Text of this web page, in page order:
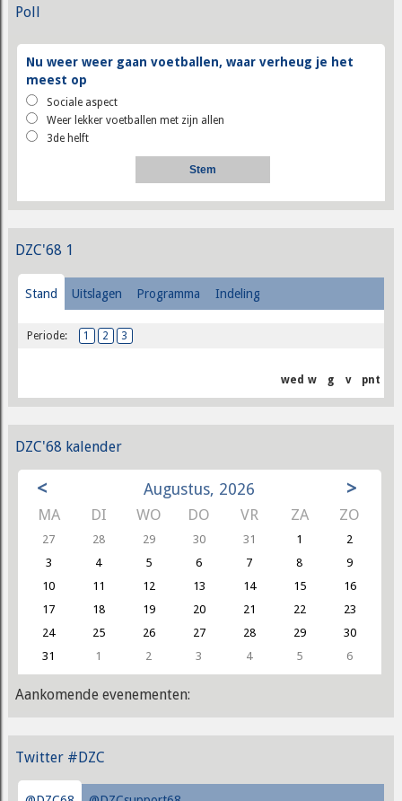
Poll
Nu weer weer gaan voetballen, waar verheug je het
meest op
Sociale aspect
Weer lekker voetballen met zijn allen
3de helft
DZC'68 1
Stand Uitslagen Programma Indeling
Periode: 1 2 3
wed w g v pnt
DZC'68 kalender
< Augustus, 2026 >
MA DI WO DO VR ZA ZO
27 28 29 30 31 1
2
3
4 5 6 7 8
9
10
11 12 13 14 15
16
17
18 19 20 21 22
23
24
25 26 27 28 29
30
31
1 2 3 4 5 6
Aankomende evenementen:
Twitter #DZC